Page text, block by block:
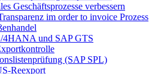
Geschäftsprozesse verbessern
im order to invoice Prozess
4HANA und SAP GTS
(SAP SPL)
Reexport